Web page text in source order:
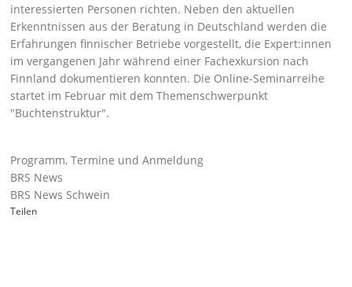
interessierten Personen richten. Neben den aktuellen
Erkenntnissen aus der Beratung in Deutschland werden die
Erfahrungen finnischer Betriebe vorgestellt, die Expert:innen
im vergangenen Jahr während einer Fachexkursion nach
Finnland dokumentieren konnten. Die Online-Seminarreihe
startet im Februar mit dem Themenschwerpunkt
Buchtenstruktur .
Programm, Termine und Anmeldung
BRS News
BRS News Schwein
Teilen